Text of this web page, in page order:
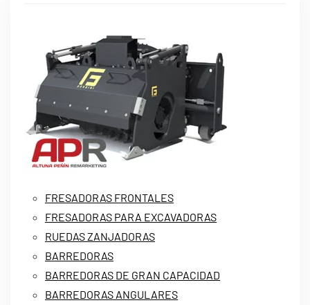
FRESADORAS FRONTALES
FRESADORAS PARA EXCAVADORAS
RUEDAS ZANJADORAS
BARREDORAS
BARREDORAS DE GRAN CAPACIDAD
BARREDORAS ANGULARES